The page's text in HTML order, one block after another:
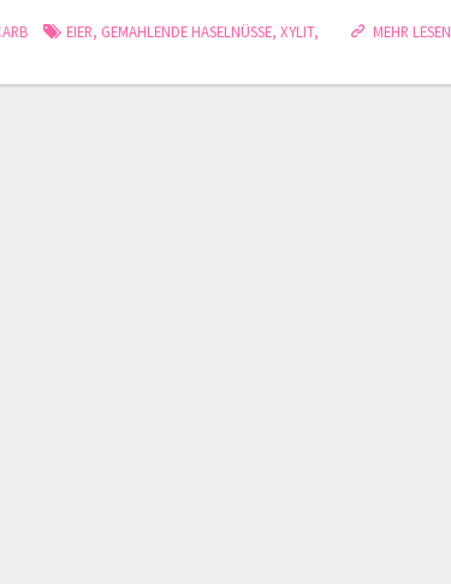
MEHR LESEN
EIER, GEMAHLENDE HASELNÜSSE,XYLIT,